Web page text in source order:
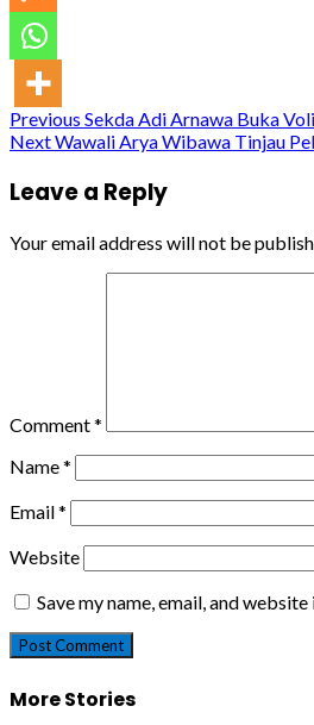
Continue
Previous Sekda Adi Arnawa Buka
NextWawali Arya Wibawa Tinjau
Leave a Reply
Your email address will not be
Comment*
Name*
Email*
Website
Save my name, email, and
More Stories